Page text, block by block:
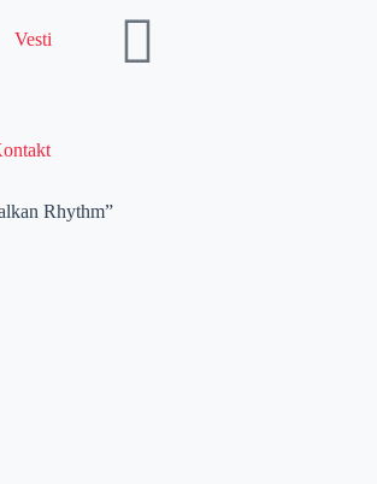
Vesti
Rhythm”